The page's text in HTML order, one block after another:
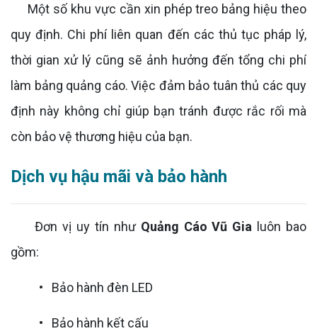
Một số khu vực cần xin phép treo bảng hiệu theo
quy định. Chi phí liên quan đến các thủ tục pháp lý,
thời gian xử lý cũng sẽ ảnh hưởng đến tổng chi phí
làm bảng quảng cáo. Việc đảm bảo tuân thủ các quy
định này không chỉ giúp bạn tránh được rắc rối mà
còn bảo vệ thương hiệu của bạn.
Dịch vụ hậu mãi và bảo hành
Đơn vị uy tín như Quảng Cáo Vũ Gia luôn bao
gồm:
• Bảo hành đèn LED
• Bảo hành kết cấu